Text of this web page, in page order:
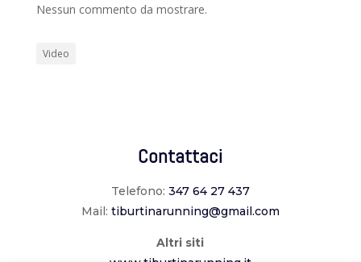
Nessun commento da mostrare.
Video
Contattaci
Telefono: 347 64 27 437
Mail: tiburtinarunning@gmail.com
Altri siti